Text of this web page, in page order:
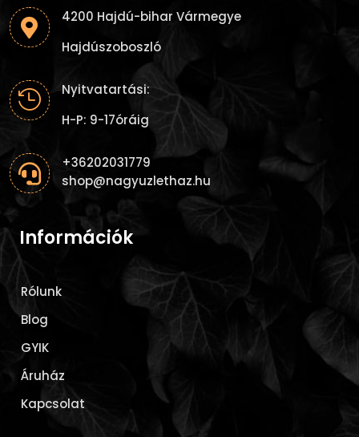

4200 Hajdú-bihar Vármegye
Hajdúszoboszló

Nyitvatartási:
H-P: 9-17óráig

+36202031779
shop@nagyuzlethaz.hu
Információk
Rólunk
Blog
GYIK
Áruház
Kapcsolat